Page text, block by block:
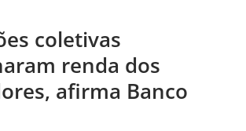
coletivas
renda dos
afirma Banco